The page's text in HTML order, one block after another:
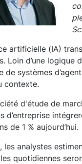
artificielle (IA)
Loin d’une logique
de systèmes
contexte.
d'étude de
d’entreprise
de 1 % aujourd’hui.
les analystes
quotidiennes